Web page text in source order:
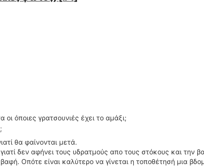
όποιες γρατσουνιές έχει το αμάξι;
θα φαίνονται μετά.
δεν αφήνει τους υδρατμούς απο τους στόκους και την
Οπότε είναι καλύτερο να γίνεται η τοποθέτησή μια